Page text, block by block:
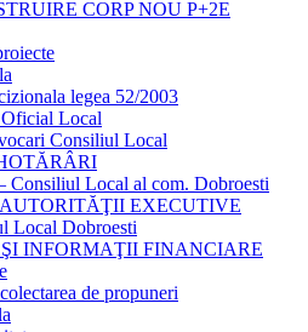
CORP NOU P+2E
legea 52/2003
Local
Consiliul Local
Consiliul Local al com. Dobroesti
EXECUTIVE
Local Dobroesti
INFORMAŢII FINANCIARE
de propuneri